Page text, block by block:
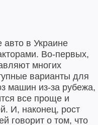
в Украине
Во-первых,
многих
варианты для
машин из-за рубежа,
все проще и
И, наконец, рост
говорит о том, что